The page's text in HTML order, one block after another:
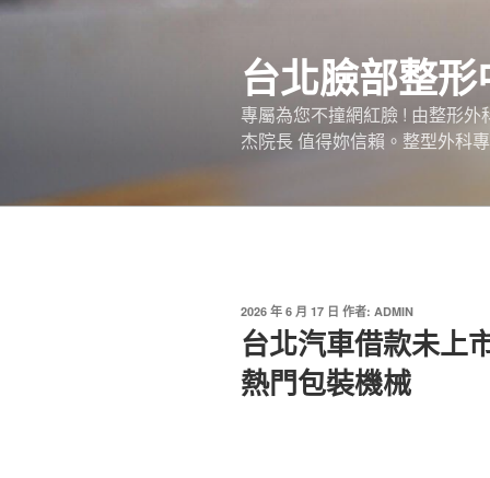
跳
台北臉部整
專屬為您不撞網紅臉 ! 由整形
杰院長 值得妳信賴。整型外科
發
佈
於
2026 年 6 月 17 日 作者: ADMIN
台北汽車借款未上
熱門包裝機械